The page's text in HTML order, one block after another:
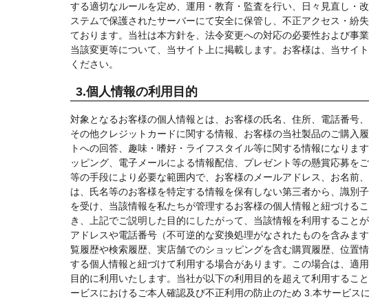
する適切なルールを定め、運用・教育・監査を行い、日々見直し・
ステムで保護されたサーバーにて安全に保管し、不正アクセス・紛
ております。当社は本方針を、法令変更への対応の必要性および事
当該変更等について、当サイト上に掲載します。お客様は、当サイ
ください。
3.個人情報の利用目的
対象となるお客様の個人情報とは、お客様の氏名、住所、電話番号
その他クレジットカードに関する情報、お客様の当社製品のご購入
トへの回答、趣味・嗜好・ライフスタイル等に関する情報になりま
ッピング、電子メールによる情報配信、プレゼント等の懸賞応募を
等の手段により必要な範囲内で、お客様のメールアドレス、お名前
は、氏名等のお客様を特定する情報を保有しない第三者から、識別
を受け、当該情報を私たちが管理するお客様の個人情報と紐づける
き、上記でご説明した目的にしたがって、当該情報を利用すること
アドレスや電話番号（不可逆的な変換処理がなされたものを含みま
覧履歴や検索履歴、実店舗でのショッピングを含む購買履歴、位置
する個人情報と紐づけて利用する場合があります。この場合は、適
目的に利用いたします。当社が以下の利用目的を超えて利用する
ービスにおけるご本人確認及び不正利用の防止のため 3.本サービ